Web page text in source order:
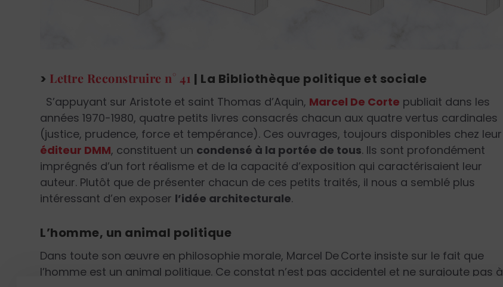
> Lettre Reconstruire n° 41 | La Bibliothèque politique et sociale
S’appuyant sur Aristote et saint Thomas d’Aquin, Marcel De Corte publiait dans les
années 1970-1980, quatre petits livres consacrés chacun aux quatre vertus cardinales
(justice, prudence, force et tempérance). Ces ouvrages, toujours disponibles chez leur
éditeur DMM, constituent un condensé à la portée de tous. Ils sont profondément
imprégnés d’un fort réalisme et de la capacité d’exposition qui caractérisaient leur
auteur. Plutôt que de présenter chacun de ces petits traités, il nous a semblé plus
intéressant d’en exposer l’idée architecturale.
L’homme, un animal politique
Dans toute son œuvre en philosophie morale, Marcel De Corte insiste sur le fait que
l’homme est un animal politique. Ce constat n’est pas accidentel et ne surajoute pas à